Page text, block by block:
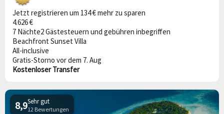
Jetzt registrieren um 134 € mehr zu sparen
4.626 €
7 Nächte2 Gästesteuern und gebühren inbegriffen
Beachfront Sunset Villa
All-inclusive
Gratis-Storno vor dem 7. Aug
Kostenloser Transfer
Sehr gut
12 Bewertungen
8,9